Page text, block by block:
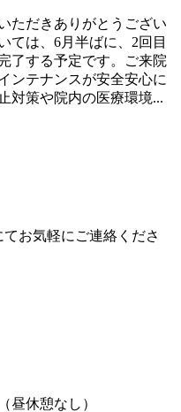
ただきありがとうござい
ては、6月半ばに、2回目
了する予定です。ご来院
ンテナンスが安全安心に
対策や院内の医療環境...
お気軽にご連絡くださ
昼休憩なし）